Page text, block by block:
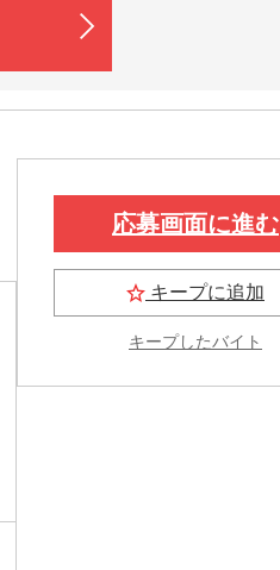
応募画面に進む
キープに追加
キープしたバイト